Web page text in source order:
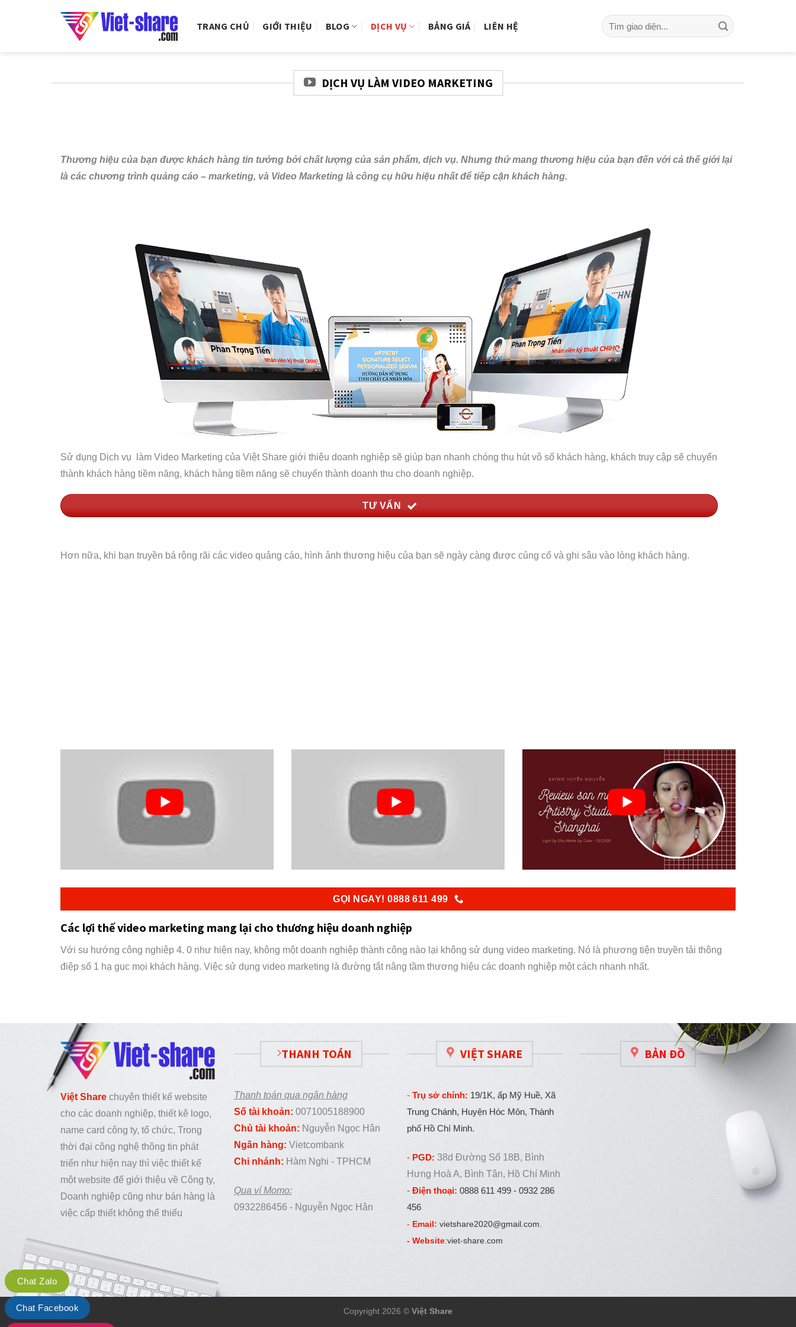
TRANG CHỦ GIỚI THIỆU BLOG DỊCH VỤ BẢNG GIÁ LIÊN HỆ
Search
for:
DỊCH VỤ LÀM VIDEO MARKETING
Thương hiệu của bạn được khách hàng tin tưởng bởi chất lượng của sản phẩm, dịch vụ. Nhưng thứ mang thương hiệu của bạn đến với cả thế giới lại
là các chương trình quảng cáo – marketing, và Video Marketing là công cụ hữu hiệu nhất để tiếp cận khách hàng.
Sử dụng Dịch vụ làm Video Marketing của Việt Share giới thiệu doanh nghiệp sẽ giúp bạn nhanh chóng thu hút vô số khách hàng, khách truy cập sẽ chuyển
thành khách hàng tiềm năng, khách hàng tiềm năng sẽ chuyển thành doanh thu cho doanh nghiệp.
TƯ VẤN
Hơn nữa, khi bạn truyền bá rộng rãi các video quảng cáo, hình ảnh thương hiệu của bạn sẽ ngày càng được củng cố và ghi sâu vào lòng khách hàng.
GỌI NGAY! 0888 611 499
Các lợi thế video marketing mang lại cho thương hiệu doanh nghiệp
Với su hướng công nghiệp 4. 0 như hiện nay, không một doanh nghiệp thành công nào lại không sử dụng video marketing. Nó là phương tiện truyền tải thông
điệp số 1 hạ gục mọi khách hàng. Việc sử dụng video marketing là đường tắt nâng tầm thương hiệu các doanh nghiệp một cách nhanh nhất.
Việt Share chuyên thiết kế website
cho các doanh nghiệp, thiết kê logo,
name card công ty, tổ chức, Trong
thời đại công nghệ thông tin phát
triển như hiện nay thì việc thiết kế
một website để giới thiệu về Công ty,
Doanh nghiệp cũng như bán hàng là
việc cấp thiết không thể thiếu
THANH TOÁN
Thanh toán qua ngân hàng
Số tài khoản: 0071005188900
Chủ tài khoản: Nguyễn Ngọc Hân
Ngân hàng: Vietcombank
Chi nhánh: Hàm Nghi - TPHCM
Qua ví Momo:
0932286456 - Nguyễn Ngọc Hân
VIỆT SHARE
- Trụ sở chính: 19/1K, ấp Mỹ Huề, Xã
Trung Chánh, Huyện Hóc Môn, Thành
phố Hồ Chí Minh.
- PGD: 38d Đường Số 18B, Bình
Hưng Hoà A, Bình Tân, Hồ Chí Minh
- Điện thoại: 0888 611 499 - 0932 286
456
- Email: vietshare2020@gmail.com.
- Website:viet-share.com
BẢN ĐỒ
Copyright 2026 © Việt Share
Chat Zalo
Chat Facebook